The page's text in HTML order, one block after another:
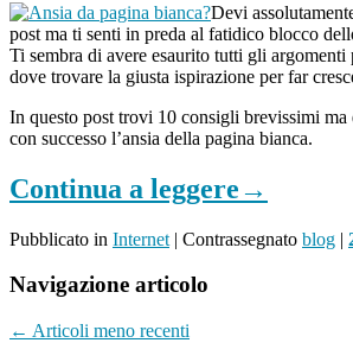
Devi
post ma ti senti in preda al fatidico blocco
Ti sembra di avere esaurito tutti gli argomenti
dove trovare la giusta ispirazione per far
In questo post trovi 10 consigli brevissimi ma
con successo l’ansia della pagina bianca.
Continua a leggere→
Pubblicato in Internet | Contrassegnato blog |
Navigazione articolo
← Articoli meno recenti